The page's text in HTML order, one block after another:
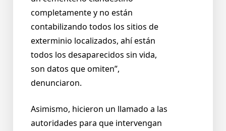
completamente y no están
contabilizando todos los sitios de
exterminio localizados, ahí están
todos los desaparecidos sin vida,
son datos que omiten”,
denunciaron.
Asimismo, hicieron un llamado a las
autoridades para que intervengan